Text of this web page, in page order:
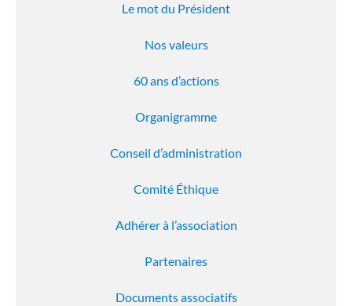
Le mot du Président
Nos valeurs
60 ans d’actions
Organigramme
Conseil d’administration
Comité Éthique
Adhérer à l’association
Partenaires
Documents associatifs